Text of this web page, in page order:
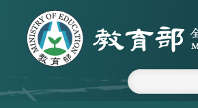
跳到主要內容區塊